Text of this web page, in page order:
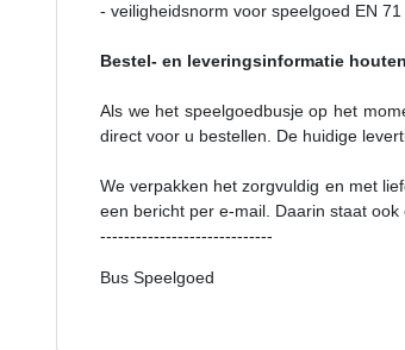
- veiligheidsnorm voor speelgoed EN 71
Bestel- en leveringsinformatie
Als we het speelgoedbusje op het
direct voor u bestellen. De huidige
We verpakken het zorgvuldig en met
een bericht per e-mail. Daarin staat
-----------------------------
Bus Speelgoed